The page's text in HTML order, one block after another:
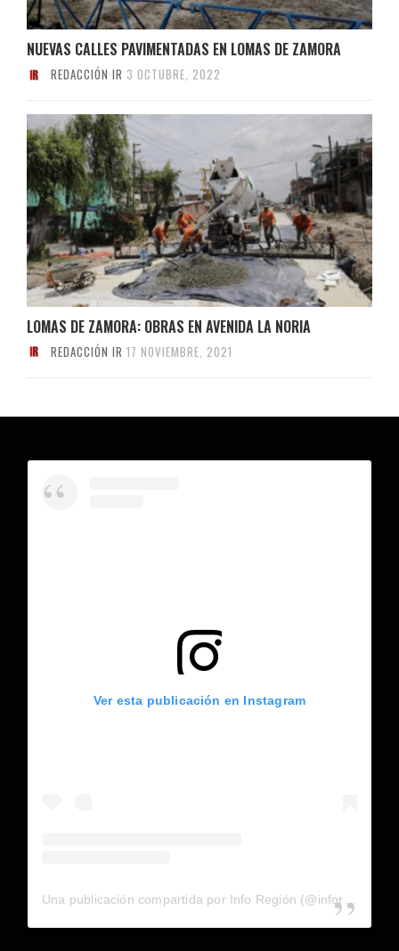
NUEVAS CALLES PAVIMENTADAS EN LOMAS DE ZAMORA
REDACCIÓN IR 3 OCTUBRE, 2022
LOMAS DE ZAMORA: OBRAS EN AVENIDA LA NORIA
REDACCIÓN IR 17 NOVIEMBRE, 2021
Ver esta publicación en Instagram